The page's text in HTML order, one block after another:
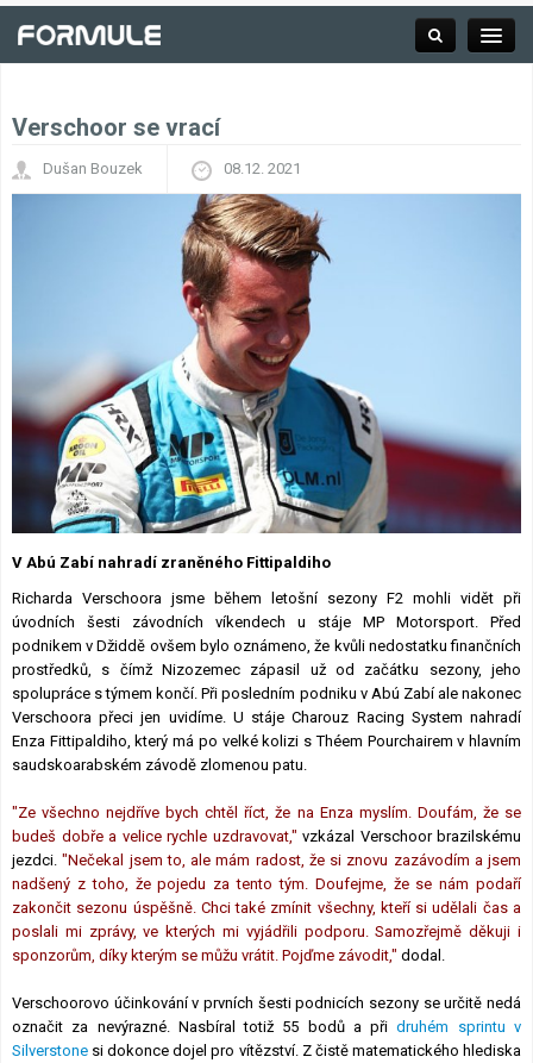
Týmy a jezdci F1
Verschoor se vrací
Dušan Bouzek 08.12. 2021
V Abú Zabí nahradí zraněného Fittipaldiho
Richarda Verschoora jsme během letošní sezony F2 mohli vidět při
úvodních šesti závodních víkendech u stáje MP Motorsport. Před
podnikem v Džiddě ovšem bylo oznámeno, že kvůli nedostatku finančních
prostředků, s čímž Nizozemec zápasil už od začátku sezony, jeho
spolupráce s týmem končí. Při posledním podniku v Abú Zabí ale nakonec
Verschoora přeci jen uvidíme. U stáje Charouz Racing System nahradí
Enza Fittipaldiho, který má po velké kolizi s Théem Pourchairem v hlavním
saudskoarabském závodě zlomenou patu.
"Ze všechno nejdříve bych chtěl říct, že na Enza myslím. Doufám, že se
budeš dobře a velice rychle uzdravovat," vzkázal Verschoor brazilskému
jezdci."Nečekal jsem to, ale mám radost, že si znovu zazávodím a jsem
nadšený z toho, že pojedu za tento tým. Doufejme, že se nám podaří
zakončit sezonu úspěšně. Chci také zmínit všechny, kteří si udělali čas a
poslali mi zprávy, ve kterých mi vyjádřili podporu. Samozřejmě děkuji i
sponzorům, díky kterým se můžu vrátit. Pojďme závodit," dodal.
Verschoorovo účinkování v prvních šesti podnicích sezony se určitě nedá
označit za nevýrazné. Nasbíral totiž 55 bodů a při druhém sprintu v
Silverstone si dokonce dojel pro vítězství. Z čistě matematického hlediska